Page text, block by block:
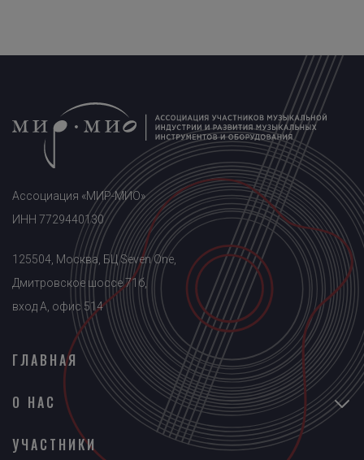
Ассоциация «МИР-МИО»
ИНН 7729440130
125504, Москва, БЦ Seven One,
Дмитровское шоссе 71б,
вход A, офис 514
ГЛАВНАЯ
О НАС
УЧАСТНИКИ